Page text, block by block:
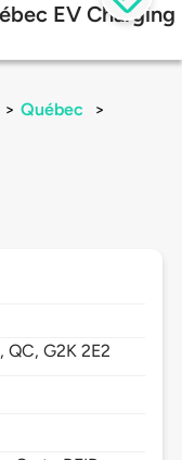
EV Charging
> Québec
>
QC,G2K 2E2